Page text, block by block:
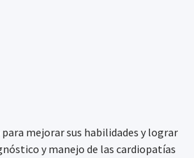
mejorar sus habilidades y lograr
y manejo de las cardiopatías